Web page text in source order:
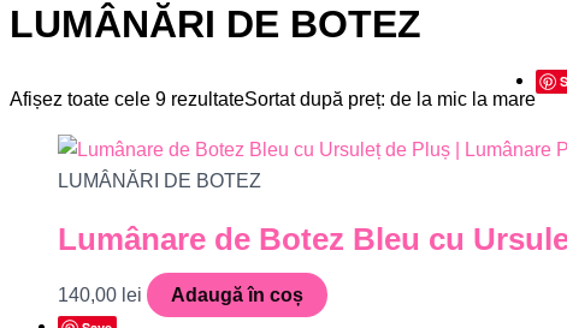
LUMÂNĂRI DE BOTEZ
Afișez toate cele 9 rezultateSortat după preț: de la mic la mare
LUMÂNĂRI DE BOTEZ
Lumânare de Botez Bleu cu
140,00 lei Adaugă în coș